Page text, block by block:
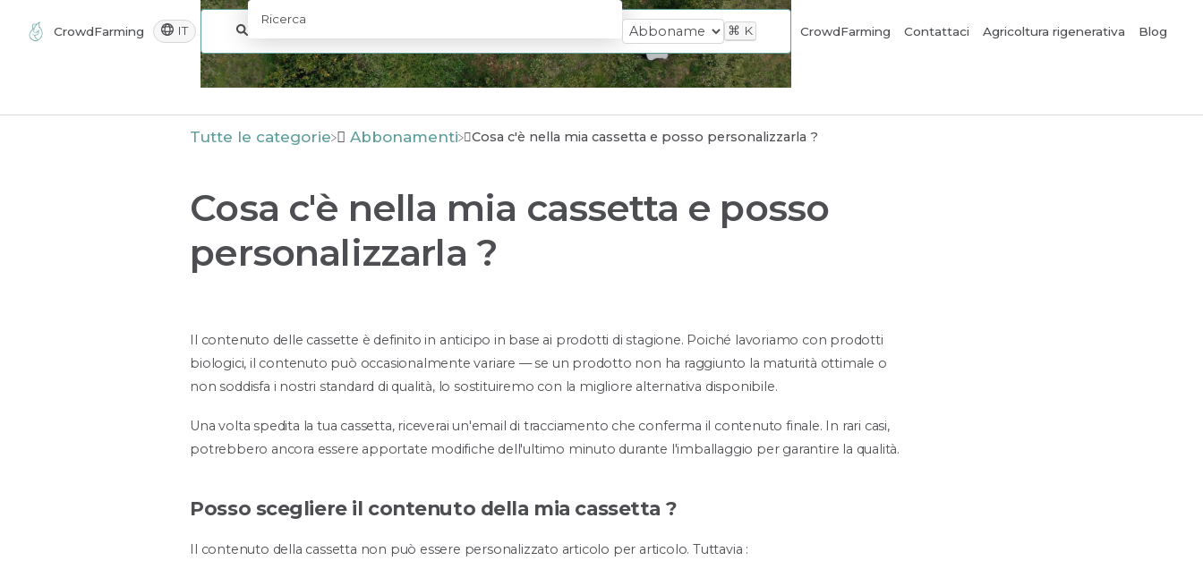
CrowdFarming IT ⌘ K CrowdFarming Contattaci Agricoltura rigenerativa Blog
Tutte le categorie ​Abbonamenti Cosa c'è nella mia cassetta e posso personalizzarla ?
Cosa c'è nella mia cassetta e posso
personalizzarla ?
Il contenuto delle cassette è definito in anticipo in base ai prodotti di stagione. Poiché lavoriamo con prodotti
biologici, il contenuto può occasionalmente variare — se un prodotto non ha raggiunto la maturità ottimale o
non soddisfa i nostri standard di qualità, lo sostituiremo con la migliore alternativa disponibile.
Una volta spedita la tua cassetta, riceverai un'email di tracciamento che conferma il contenuto finale. In rari casi,
potrebbero ancora essere apportate modifiche dell'ultimo minuto durante l'imballaggio per garantire la qualità.
Posso scegliere il contenuto della mia cassetta ?
Il contenuto della cassetta non può essere personalizzato articolo per articolo. Tuttavia :